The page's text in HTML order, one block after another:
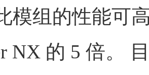
模组的性能可
NX 的 5 倍。